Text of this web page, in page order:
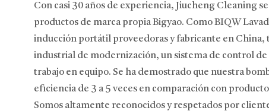
Con casi 30 años de experiencia, Jiucheng Cleaning
productos de marca propia Bigyao. ComoBIQW
inducción portátil proveedorasy fabricante en China,
industrial de modernización, un sistema de control
trabajo en equipo. Se ha demostrado que nuestra
eficiencia de 3 a 5 veces en comparación con
Somos altamente reconocidos y respetados por